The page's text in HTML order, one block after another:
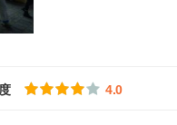
4.0